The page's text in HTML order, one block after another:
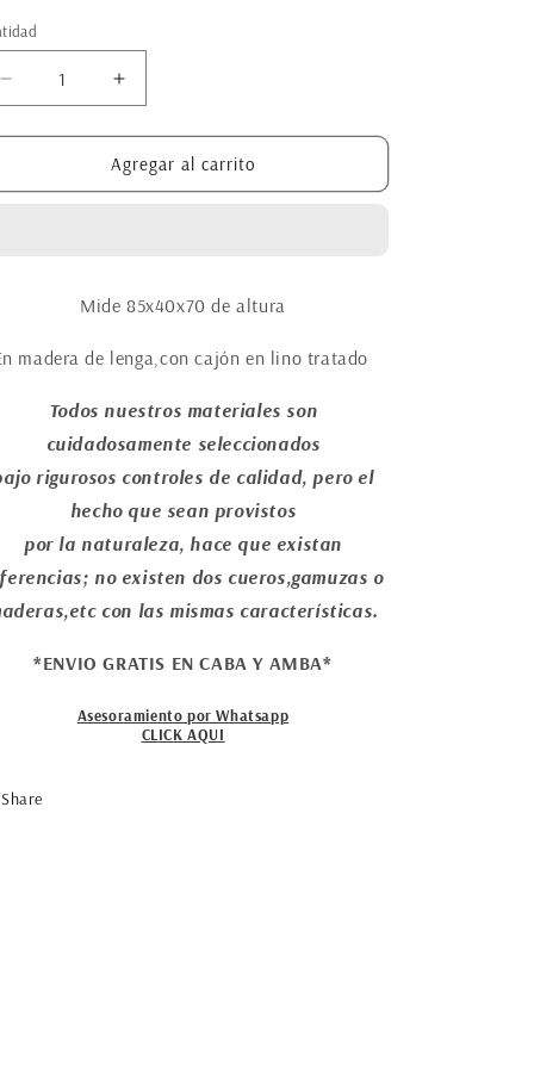
Reducir
cantidad
para
de
Aumentar
cantidad
para
Mesas
de
Agregar al carrito
Mide 85x40x70 de altura
madera de lenga,con cajón en lino tratado
Todos nuestros materiales son
cuidadosamente seleccionados
rigurosos controles de calidad, pero el
hecho que sean provistos
por la naturaleza, hace que existan
no existen dos cueros,gamuzas o
con las mismas características.
*ENVIO GRATIS EN CABA Y AMBA*
Asesoramiento por Whatsapp
CLICK AQUI
Share